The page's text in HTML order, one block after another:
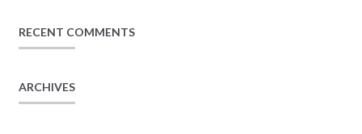
RECENT COMMENTS
ARCHIVES